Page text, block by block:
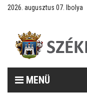
2026. augusztus 07. Ibolya
MENÜ